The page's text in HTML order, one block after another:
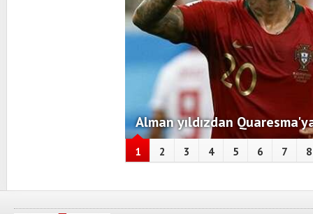
1 2 3 4 5 6 7 8
Alman yıldızdan